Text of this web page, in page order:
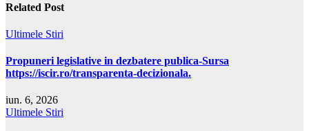
Related Post
Ultimele Stiri
Propuneri legislative in dezbatere publica-Sursa
https://iscir.ro/transparenta-decizionala.
iun. 6, 2026
Ultimele Stiri